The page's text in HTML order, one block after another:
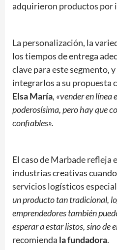
adquirieron productos por
La personalización, la
los tiempos de entrega
clave para este segmento,
integrarlos a su propuesta
Elsa María, «vender en línea
poderosísima, pero hay que
confiables».
El caso de Marbade refleja
industrias creativas
servicios logísticos
un producto tan tradicional,
emprendedores también
esperar a estar listos, sino de
recomienda la fundadora.